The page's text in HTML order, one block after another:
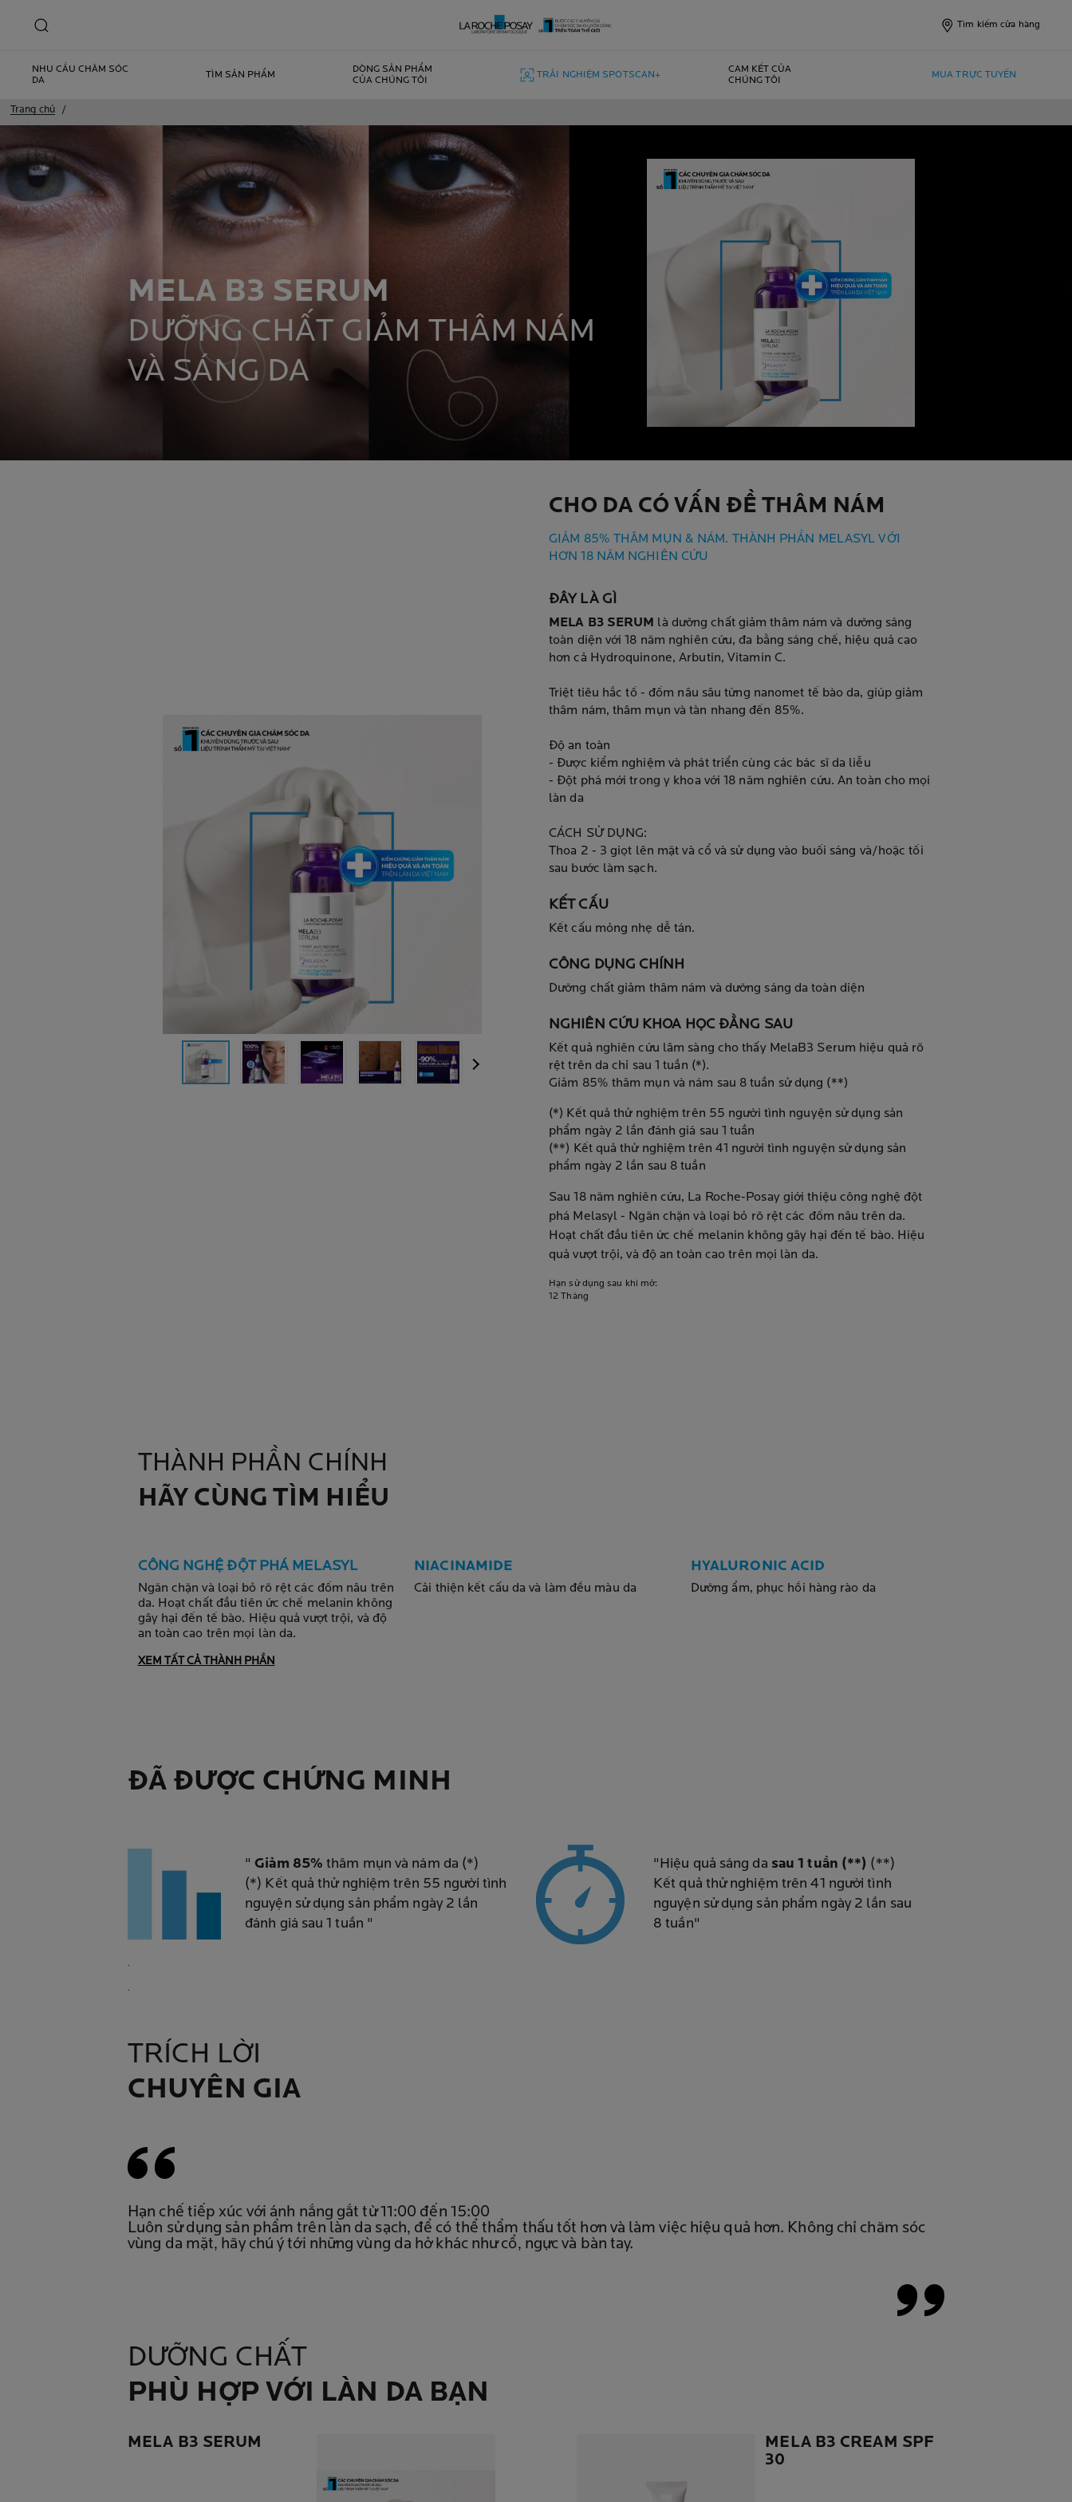
Tìm kiếm cửa hàng
NHU CẦU CHĂM SÓC
DA
TÌM SẢN PHẨM
DÒNG SẢN PHẨM
CỦA CHÚNG TÔI
TRẢI NGHIỆM SPOTSCAN+
CAM KẾT CỦA
CHÚNG TÔI
MUA TRỰC TUYẾN
Trang chủ
MELA B3 SERUM
DƯỠNG CHẤT GIẢM THÂM NÁM
VÀ SÁNG DA
Sản Phẩm Tiếp Theo
CHO DA CÓ VẤN ĐỀ THÂM NÁM
GIẢM 85% THÂM MỤN & NÁM. THÀNH PHẦN MELASYL VỚI
HƠN 18 NĂM NGHIÊN CỨU
ĐÂY LÀ GÌ
MELA B3 SERUM là dưỡng chất giảm thâm nám và dưỡng sáng
toàn diện với 18 năm nghiên cứu, đa bằng sáng chế, hiệu quả cao
hơn cả Hydroquinone, Arbutin, Vitamin C.
Triệt tiêu hắc tố - đốm nâu sâu từng nanomet tế bào da, giúp giảm
thâm nám, thâm mụn và tàn nhang đến 85%.
Độ an toàn
- Được kiểm nghiệm và phát triển cùng các bác sĩ da liễu
- Đột phá mới trong y khoa với 18 năm nghiên cứu. An toàn cho mọi
làn da
CÁCH SỬ DỤNG:
Thoa 2 - 3 giọt lên mặt và cổ và sử dụng vào buối sáng và/hoặc tối
sau bước làm sạch.
KẾT CẤU
Kết cấu mỏng nhẹ dễ tán.
CÔNG DỤNG CHÍNH
Dưỡng chất giảm thâm nám và dưỡng sáng da toàn diện
NGHIÊN CỨU KHOA HỌC ĐẰNG SAU
Kết quả nghiên cứu lâm sàng cho thấy MelaB3 Serum hiệu quả rõ
rệt trên da chỉ sau 1 tuần (*).
Giảm 85% thâm mụn và nám sau 8 tuần sử dụng (**)
(*) Kết quả thử nghiệm trên 55 người tình nguyện sử dụng sản
phẩm ngày 2 lần đánh giá sau 1 tuần
(**) Kết quả thử nghiệm trên 41 người tình nguyện sử dụng sản
phẩm ngày 2 lần sau 8 tuần
Sau 18 năm nghiên cứu, La Roche-Posay giới thiệu công nghệ đột
phá Melasyl - Ngăn chặn và loại bỏ rõ rệt các đốm nâu trên da.
Hoạt chất đầu tiên ức chế melanin không gây hại đến tế bào. Hiệu
quả vượt trội, và độ an toàn cao trên mọi làn da.
Hạn sử dụng sau khi mở:
12 Tháng
THÀNH PHẦN CHÍNH
HÃY CÙNG TÌM HIỂU
CÔNG NGHỆ ĐỘT PHÁ MELASYL
Ngăn chặn và loại bỏ rõ rệt các đốm nâu trên
da. Hoạt chất đầu tiên ức chế melanin không
gây hại đến tế bào. Hiệu quả vượt trội, và độ
an toàn cao trên mọi làn da.
NIACINAMIDE
Cải thiện kết cấu da và làm đều màu da
HYALURONIC ACID
Dưỡng ẩm, phục hồi hàng rào da
XEM TẤT CẢ THÀNH PHẦN
ĐÃ ĐƯỢC CHỨNG MINH
" Giảm 85%thâm mụn và nám da (*)
(*) Kết quả thử nghiệm trên 55 người tình
nguyện sử dụng sản phẩm ngày 2 lần
đánh giá sau 1 tuần "
"Hiệu quả sáng da sau 1 tuần (**) (**)
Kết quả thử nghiệm trên 41 người tình
nguyện sử dụng sản phẩm ngày 2 lần sau
8 tuần"
.
.
TRÍCH LỜI
CHUYÊN GIA
Hạn chế tiếp xúc với ánh nắng gắt từ 11:00 đến 15:00
Luôn sử dụng sản phẩm trên làn da sạch, để có thể thẩm thấu tốt hơn và làm việc hiệu quả hơn. Không chỉ chăm sóc
vùng da mặt, hãy chú ý tới những vùng da hở khác như cổ, ngực và bàn tay.
DƯỠNG CHẤT
PHÙ HỢP VỚI LÀN DA BẠN
MELA B3 SERUM
MELA B3 CREAM SPF
30